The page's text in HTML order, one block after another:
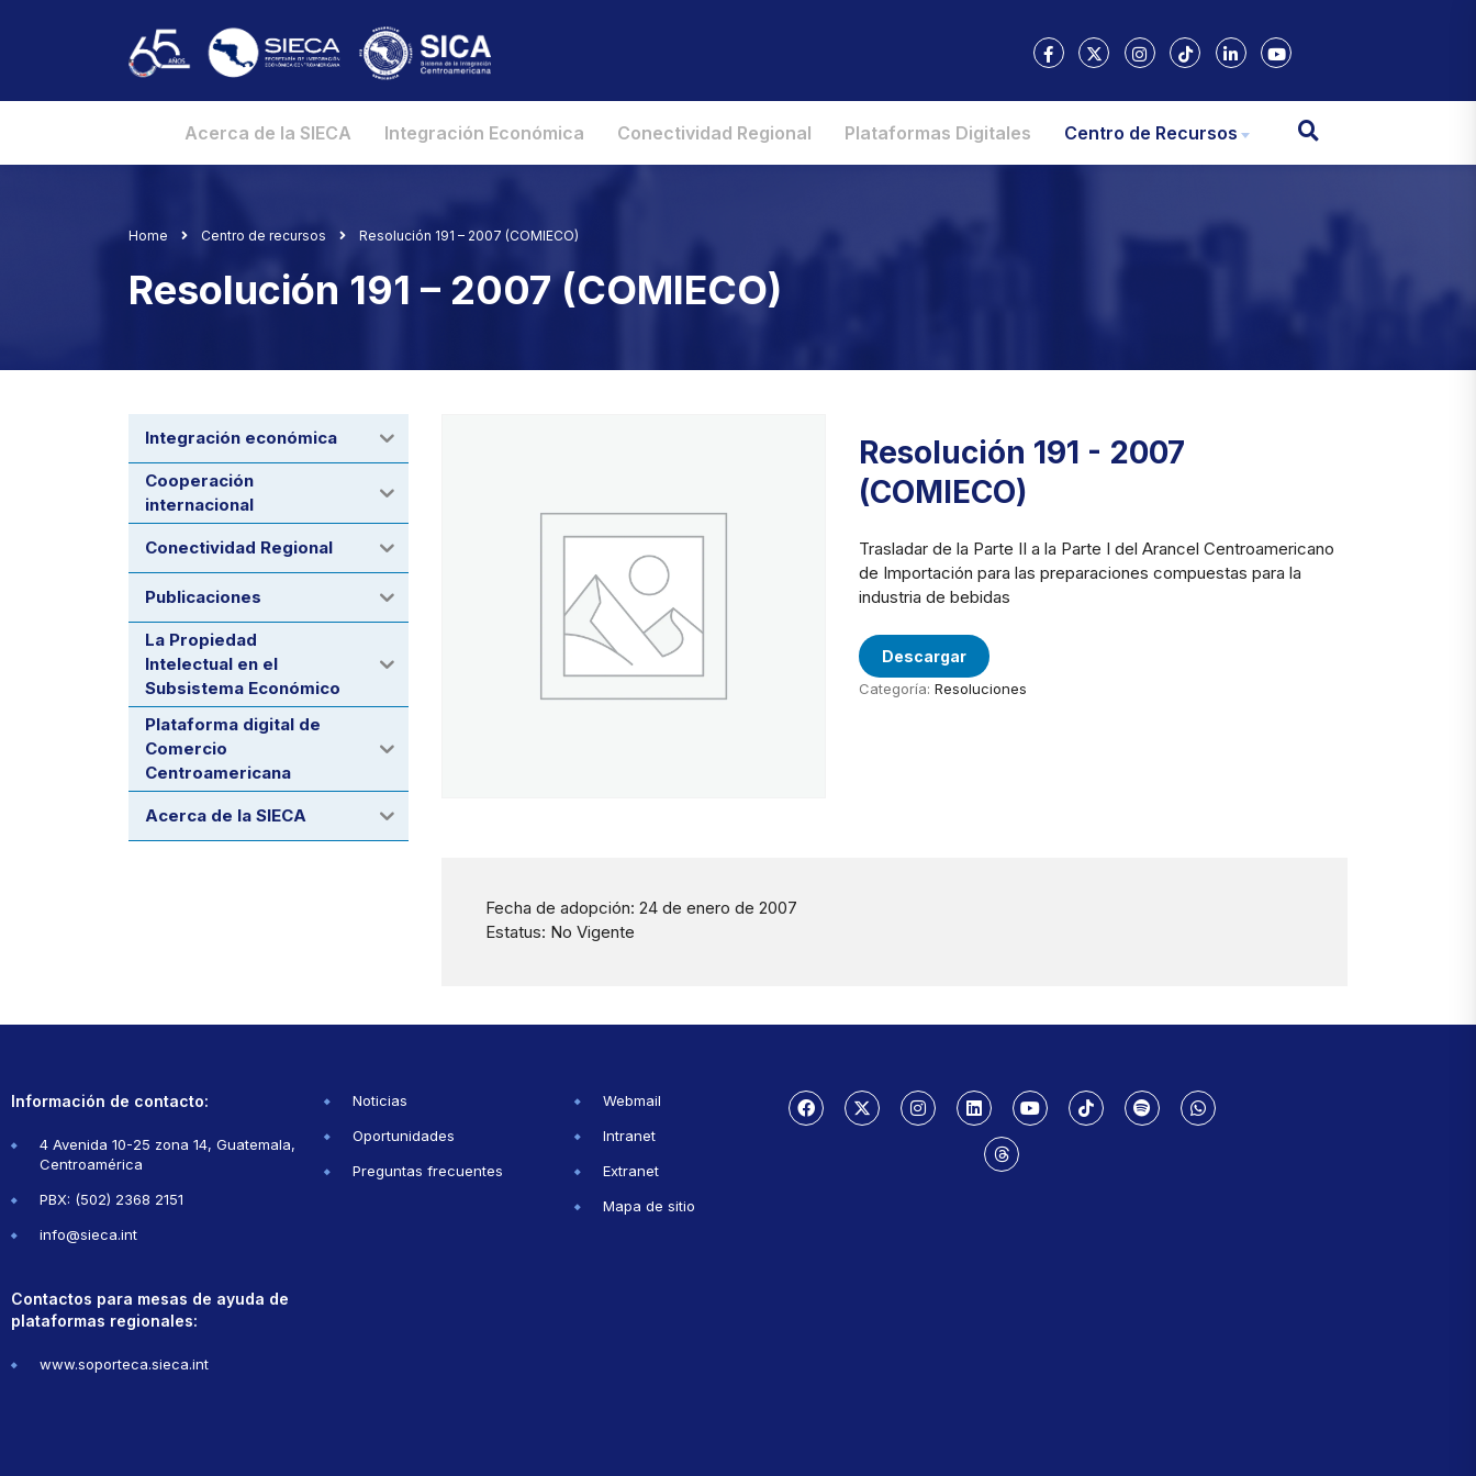
Acerca de la SIECA Integración Económica Conectividad Regional Plataformas Digitales Centro de Recursos
Home Centro de recursos Resolución 191 – 2007 (COMIECO)
Resolución 191 – 2007 (COMIECO)
Resolución 191 - 2007
(COMIECO)
Trasladar de la Parte II a la Parte I del Arancel Centroamericano
de Importación para las preparaciones compuestas para la
industria de bebidas
Descargar
Categoría: Resoluciones
Fecha de adopción: 24 de enero de 2007
Estatus: No Vigente
Integración económica
Cooperación
internacional
Conectividad Regional
Publicaciones
La Propiedad
Intelectual en el
Subsistema Económico
Plataforma digital de
Comercio
Centroamericana
Acerca de la SIECA
Información de contacto:
4 Avenida 10-25 zona 14, Guatemala,
Centroamérica
PBX: (502) 2368 2151
info@sieca.int
Contactos para mesas de ayuda de
plataformas regionales:
www.soporteca.sieca.int
Noticias
Oportunidades
Preguntas frecuentes
Webmail
Intranet
Extranet
Mapa de sitio